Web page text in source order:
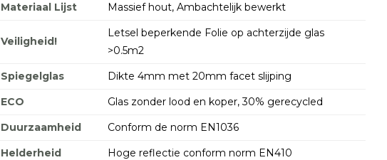
Materiaal Lijst
Massief hout, Ambachtelijk bewerkt
Veiligheid!
Letsel beperkende Folie op achterzijde glas
>0.5m2
Spiegelglas
Dikte 4mm met 20mm facet slijping
ECO
Glas zonder lood en koper, 30% gerecycled
Duurzaamheid
Conform de norm EN1036
Helderheid
Hoge reflectie conform norm EN410